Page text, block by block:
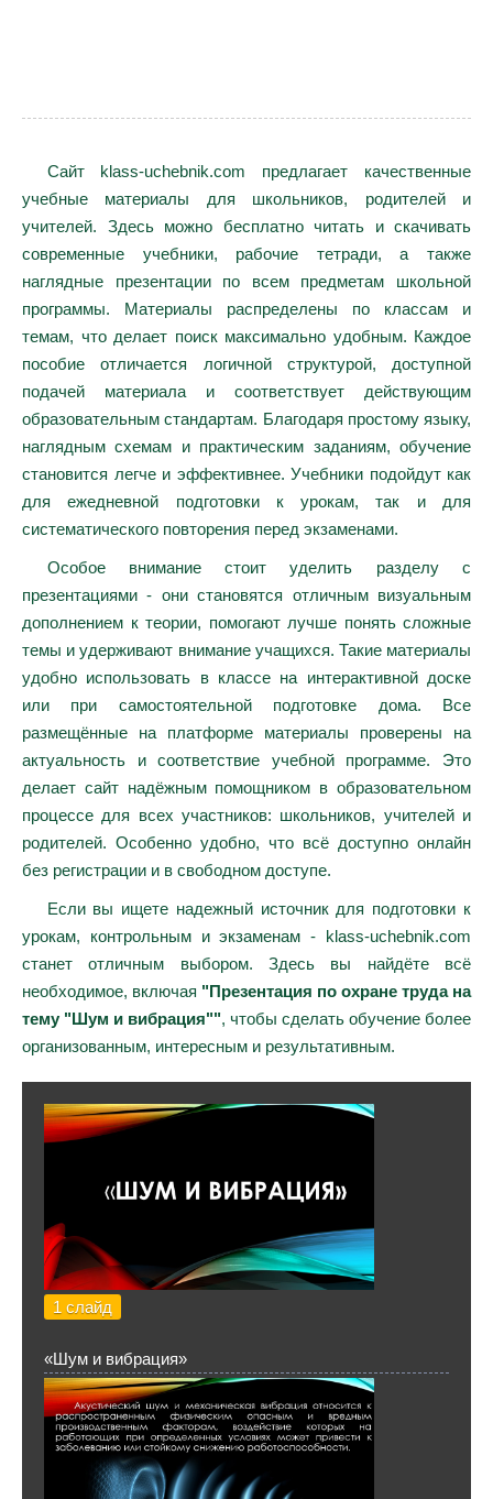
Сайт klass-uchebnik.com предлагает качественные
учебные материалы для школьников, родителей и
учителей. Здесь можно бесплатно читать и скачивать
современные учебники, рабочие тетради, а также
наглядные презентации по всем предметам школьной
программы. Материалы распределены по классам и
темам, что делает поиск максимально удобным. Каждое
пособие отличается логичной структурой, доступной
подачей материала и соответствует действующим
образовательным стандартам. Благодаря простому языку,
наглядным схемам и практическим заданиям, обучение
становится легче и эффективнее. Учебники подойдут как
для ежедневной подготовки к урокам, так и для
систематического повторения перед экзаменами.
Особое внимание стоит уделить разделу с
презентациями - они становятся отличным визуальным
дополнением к теории, помогают лучше понять сложные
темы и удерживают внимание учащихся. Такие материалы
удобно использовать в классе на интерактивной доске
или при самостоятельной подготовке дома. Все
размещённые на платформе материалы проверены на
актуальность и соответствие учебной программе. Это
делает сайт надёжным помощником в образовательном
процессе для всех участников: школьников, учителей и
родителей. Особенно удобно, что всё доступно онлайн
без регистрации и в свободном доступе.
Если вы ищете надежный источник для подготовки к
урокам, контрольным и экзаменам - klass-uchebnik.com
станет отличным выбором. Здесь вы найдёте всё
необходимое, включая "Презентация по охране труда на
тему "Шум и вибрация"", чтобы сделать обучение более
организованным, интересным и результативным.
1 слайд
«Шум и вибрация»